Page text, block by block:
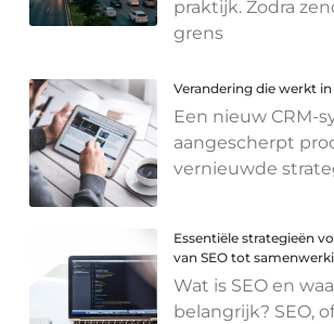
praktijk. Zodra
grens
Verandering die werkt
Een nieuw CRM-
aangescherpt
vernieuwde
Essentiële strategieën
van SEO tot
Wat is SEO en
belangrijk? SEO,